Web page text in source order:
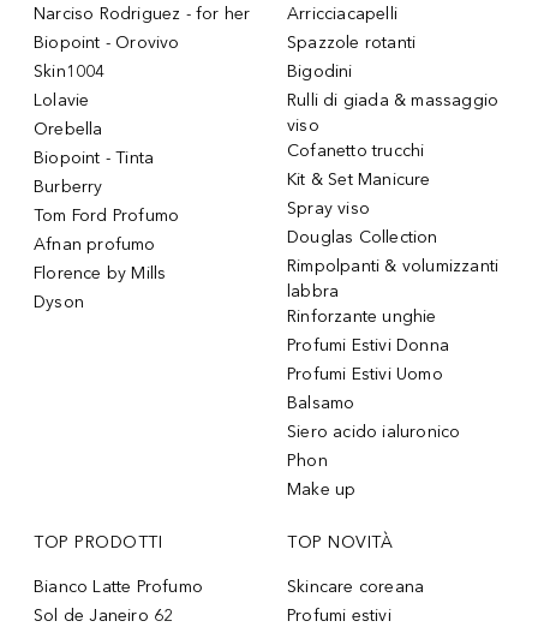
Narciso Rodriguez - for her
Biopoint - Orovivo
Skin1004
Lolavie
Orebella
Biopoint - Tinta
Burberry
Tom Ford Profumo
Afnan profumo
Florence by Mills
Dyson
Arricciacapelli
Spazzole rotanti
Bigodini
Rulli di giada & massaggio
viso
Cofanetto trucchi
Kit & Set Manicure
Spray viso
Douglas Collection
Rimpolpanti & volumizzanti
labbra
Rinforzante unghie
Profumi Estivi Donna
Profumi Estivi Uomo
Balsamo
Siero acido ialuronico
Phon
Make up
TOP PRODOTTI
Bianco Latte Profumo
Sol de Janeiro 62
TOP NOVITÀ
Skincare coreana
Profumi estivi